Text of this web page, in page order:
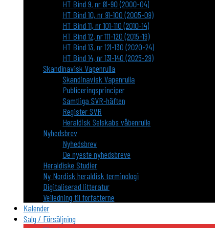
HT Bind 9, nr 81-90 (2000-04)
HT Bind 10, nr 91-100 (2005-09)
HT Bind 11, nr 101-110 (2010-14)
HT Bind 12, nr 111-120 (2015-19)
HT Bind 13, nr 121-130 (2020-24)
HT Bind 14, nr 131-140 (2025-29)
Skandinavisk Vapenrulla
Skandinavisk Vapenrulla
Publiceringsprinciper
Samtliga SVR-häften
Register SVR
Heraldisk Selskabs våbenrulle
Nyhedsbrev
Nyhedsbrev
De nyeste nyhedsbreve
Heraldiske Studier
Ny Nordisk heraldisk terminologi
Digitaliserad litteratur
Veiledning til forfatterne
Kalender
Salg / Försäljning